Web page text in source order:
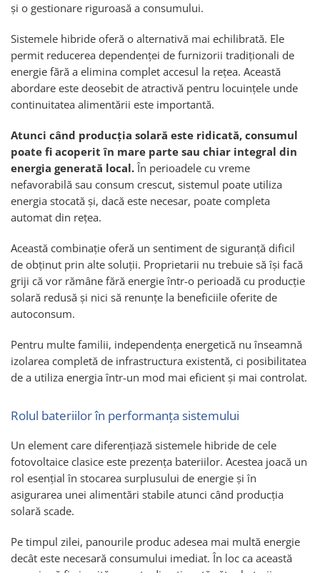
și o gestionare riguroasă a consumului.
Sistemele hibride oferă o alternativă mai echilibrată. Ele
permit reducerea dependenței de furnizorii tradiționali de
energie fără a elimina complet accesul la rețea. Această
abordare este deosebit de atractivă pentru locuințele unde
continuitatea alimentării este importantă.
Atunci când producția solară este ridicată, consumul
poate fi acoperit în mare parte sau chiar integral din
energia generată local.În perioadele cu vreme
nefavorabilă sau consum crescut, sistemul poate utiliza
energia stocată și, dacă este necesar, poate completa
automat din rețea.
Această combinație oferă un sentiment de siguranță dificil
de obținut prin alte soluții. Proprietarii nu trebuie să își facă
griji că vor rămâne fără energie într-o perioadă cu producție
solară redusă și nici să renunțe la beneficiile oferite de
autoconsum.
Pentru multe familii, independența energetică nu înseamnă
izolarea completă de infrastructura existentă, ci posibilitatea
de a utiliza energia într-un mod mai eficient și mai controlat.
Rolul bateriilor în performanța sistemului
Un element care diferențiază sistemele hibride de cele
fotovoltaice clasice este prezența bateriilor. Acestea joacă un
rol esențial în stocarea surplusului de energie și în
asigurarea unei alimentări stabile atunci când producția
solară scade.
Pe timpul zilei, panourile produc adesea mai multă energie
decât este necesară consumului imediat. În loc ca această